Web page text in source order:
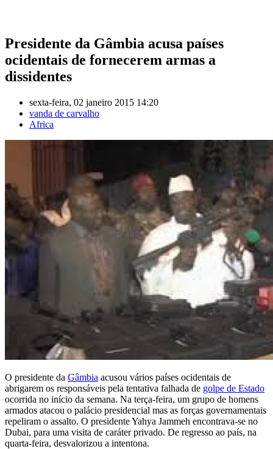
Presidente da Gâmbia acusa países
ocidentais de fornecerem armas a
dissidentes
sexta-feira, 02 janeiro 2015 14:20
vanda de carvalho
Africa
O presidente da Gâmbia acusou vários países ocidentais de
abrigarem os responsáveis pela tentativa falhada de golpe de Estado
ocorrida no início da semana. Na terça-feira, um grupo de homens
armados atacou o palácio presidencial mas as forças governamentais
repeliram o assalto. O presidente Yahya Jammeh encontrava-se no
Dubai, para uma visita de caráter privado. De regresso ao país, na
quarta-feira, desvalorizou a intentona.